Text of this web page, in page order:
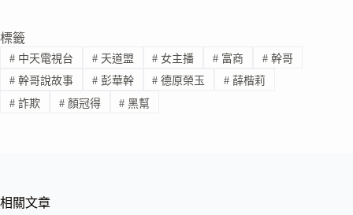
標籤
#中天電視台 #天道盟 # 女主播 # 富商 # 幹哥
#幹哥說故事 #彭華幹 # 德原榮玉 # 薛楷莉
#詐欺 #顏冠得 # 黑幫
相關文章